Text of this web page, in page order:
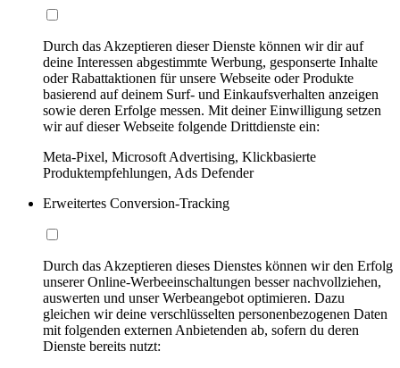
Durch das Akzeptieren dieser Dienste können wir dir auf
deine Interessen abgestimmte Werbung, gesponserte Inhalte
oder Rabattaktionen für unsere Webseite oder Produkte
basierend auf deinem Surf- und Einkaufsverhalten anzeigen
sowie deren Erfolge messen. Mit deiner Einwilligung setzen
wir auf dieser Webseite folgende Drittdienste ein:
Meta-Pixel, Microsoft Advertising, Klickbasierte
Produktempfehlungen, Ads Defender
Erweitertes Conversion-Tracking
Durch das Akzeptieren dieses Dienstes können wir den Erfolg
unserer Online-Werbeeinschaltungen besser nachvollziehen,
auswerten und unser Werbeangebot optimieren. Dazu
gleichen wir deine verschlüsselten personenbezogenen Daten
mit folgenden externen Anbietenden ab, sofern du deren
Dienste bereits nutzt: